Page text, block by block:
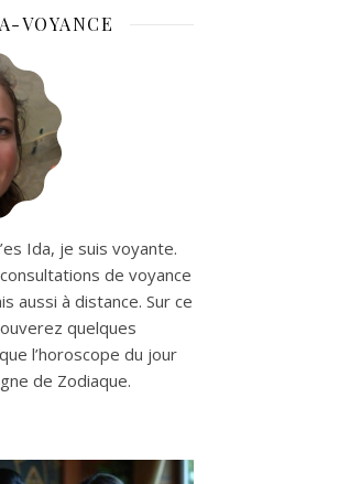
VOYANCE
Ida, je suis voyante.
de voyance
aussi à distance. Sur ce
quelques
l’horoscope du jour
de Zodiaque.